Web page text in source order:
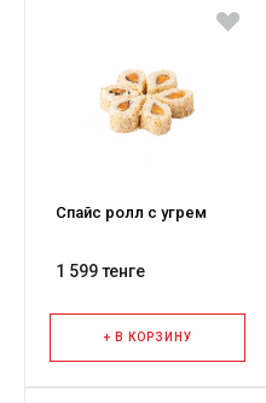
Спайс ролл с угрем
1 599 тенге
+ В КОРЗИНУ